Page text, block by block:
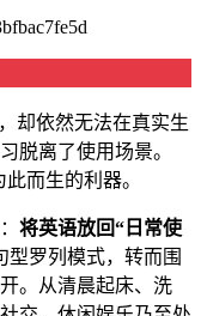
却依然无法在真实生
脱离了使用场景。
此而生的利器。
将英语放回“日常使
型罗列模式，转而围
。从清晨起床、洗